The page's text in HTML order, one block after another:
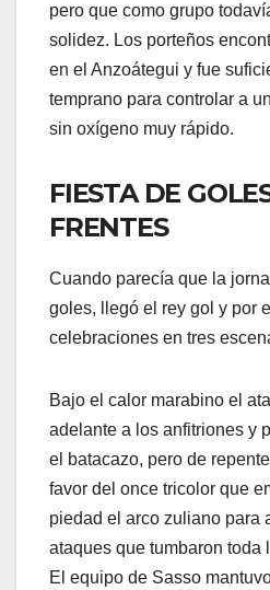
pero que como grupo
solidez. Los porteños
en el Anzoátegui y fue
temprano para controlar a
sin oxígeno muy rápido.
FIESTA DE
FRENTES
Cuando parecía que la
goles, llegó el rey gol y por
celebraciones en tres
Bajo el calor marabino el
adelante a los anfitriones y
el batacazo, pero de
favor del once tricolor que
piedad el arco zuliano para
ataques que tumbaron toda
El equipo de Sasso